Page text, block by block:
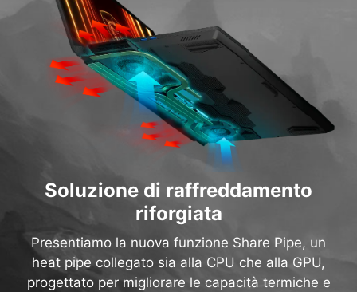
Soluzione di raffreddamento
riforgiata
Presentiamo la nuova funzione Share Pipe, un
heat pipe collegato sia alla CPU che alla GPU,
progettato per migliorare le capacità termiche e